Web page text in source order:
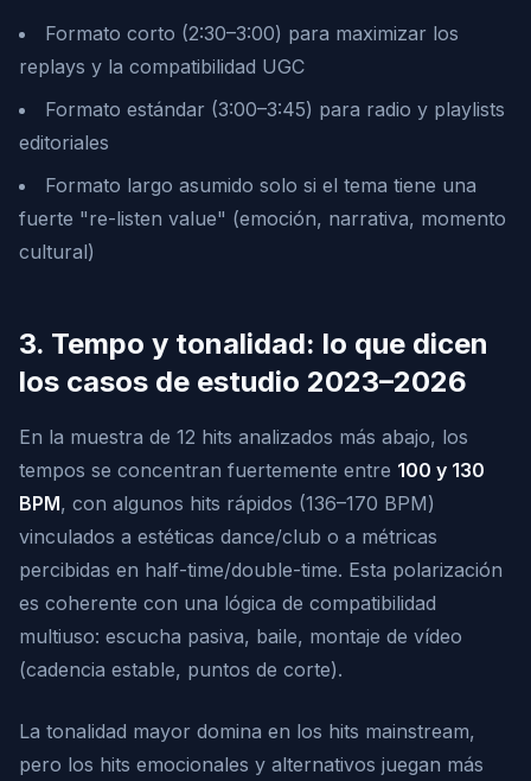
Formato corto (2:30–3:00) para maximizar los
replays y la compatibilidad UGC
Formato estándar (3:00–3:45) para radio y playlists
editoriales
Formato largo asumido solo si el tema tiene una
fuerte "re-listen value" (emoción, narrativa, momento
cultural)
3. Tempo y tonalidad: lo que dicen
los casos de estudio 2023–2026
En la muestra de 12 hits analizados más abajo, los
tempos se concentran fuertemente entre 100 y 130
BPM, con algunos hits rápidos (136–170 BPM)
vinculados a estéticas dance/club o a métricas
percibidas en half-time/double-time. Esta polarización
es coherente con una lógica de compatibilidad
multiuso: escucha pasiva, baile, montaje de vídeo
(cadencia estable, puntos de corte).
La tonalidad mayor domina en los hits mainstream,
pero los hits emocionales y alternativos juegan más